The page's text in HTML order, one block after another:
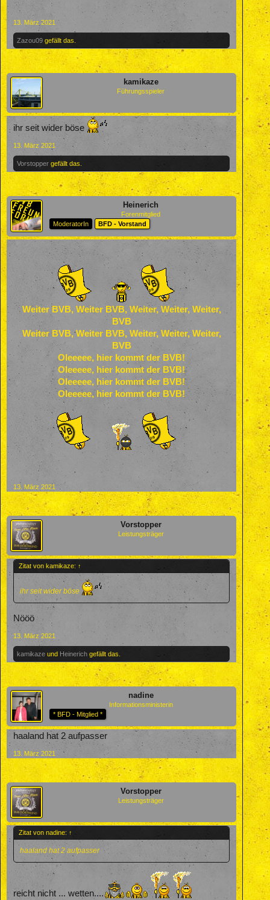
13. März 2021
Zazou09 gefällt das.
kamikaze
Führungsspieler
ihr seit wider böse
13. März 2021
Vorstopper gefällt das.
Heinerich
Forenmitglied
ModeratorIn
BFD - Vorstand
Weiter BVB, Weiter BVB, Weiter, Weiter, Weiter,
BVB
Weiter BVB, Weiter BVB, Weiter, Weiter, Weiter,
BVB
Oleeeee, hier kommt der BVB!
Oleeeee, hier kommt der BVB!
Oleeeee, hier kommt der BVB!
Oleeeee, hier kommt der BVB!
13. März 2021
Vorstopper
Leistungsträger
Zitat von kamikaze: ↑
ihr seit wider böse
Nööö
13. März 2021
kamikaze und Heinerich gefällt das.
nadine
Informationsministerin
* BFD - Mitglied *
haaland hat 2 aufpasser
13. März 2021
Vorstopper
Leistungsträger
Zitat von nadine: ↑
haaland hat 2 aufpasser
reicht nicht ... wetten....